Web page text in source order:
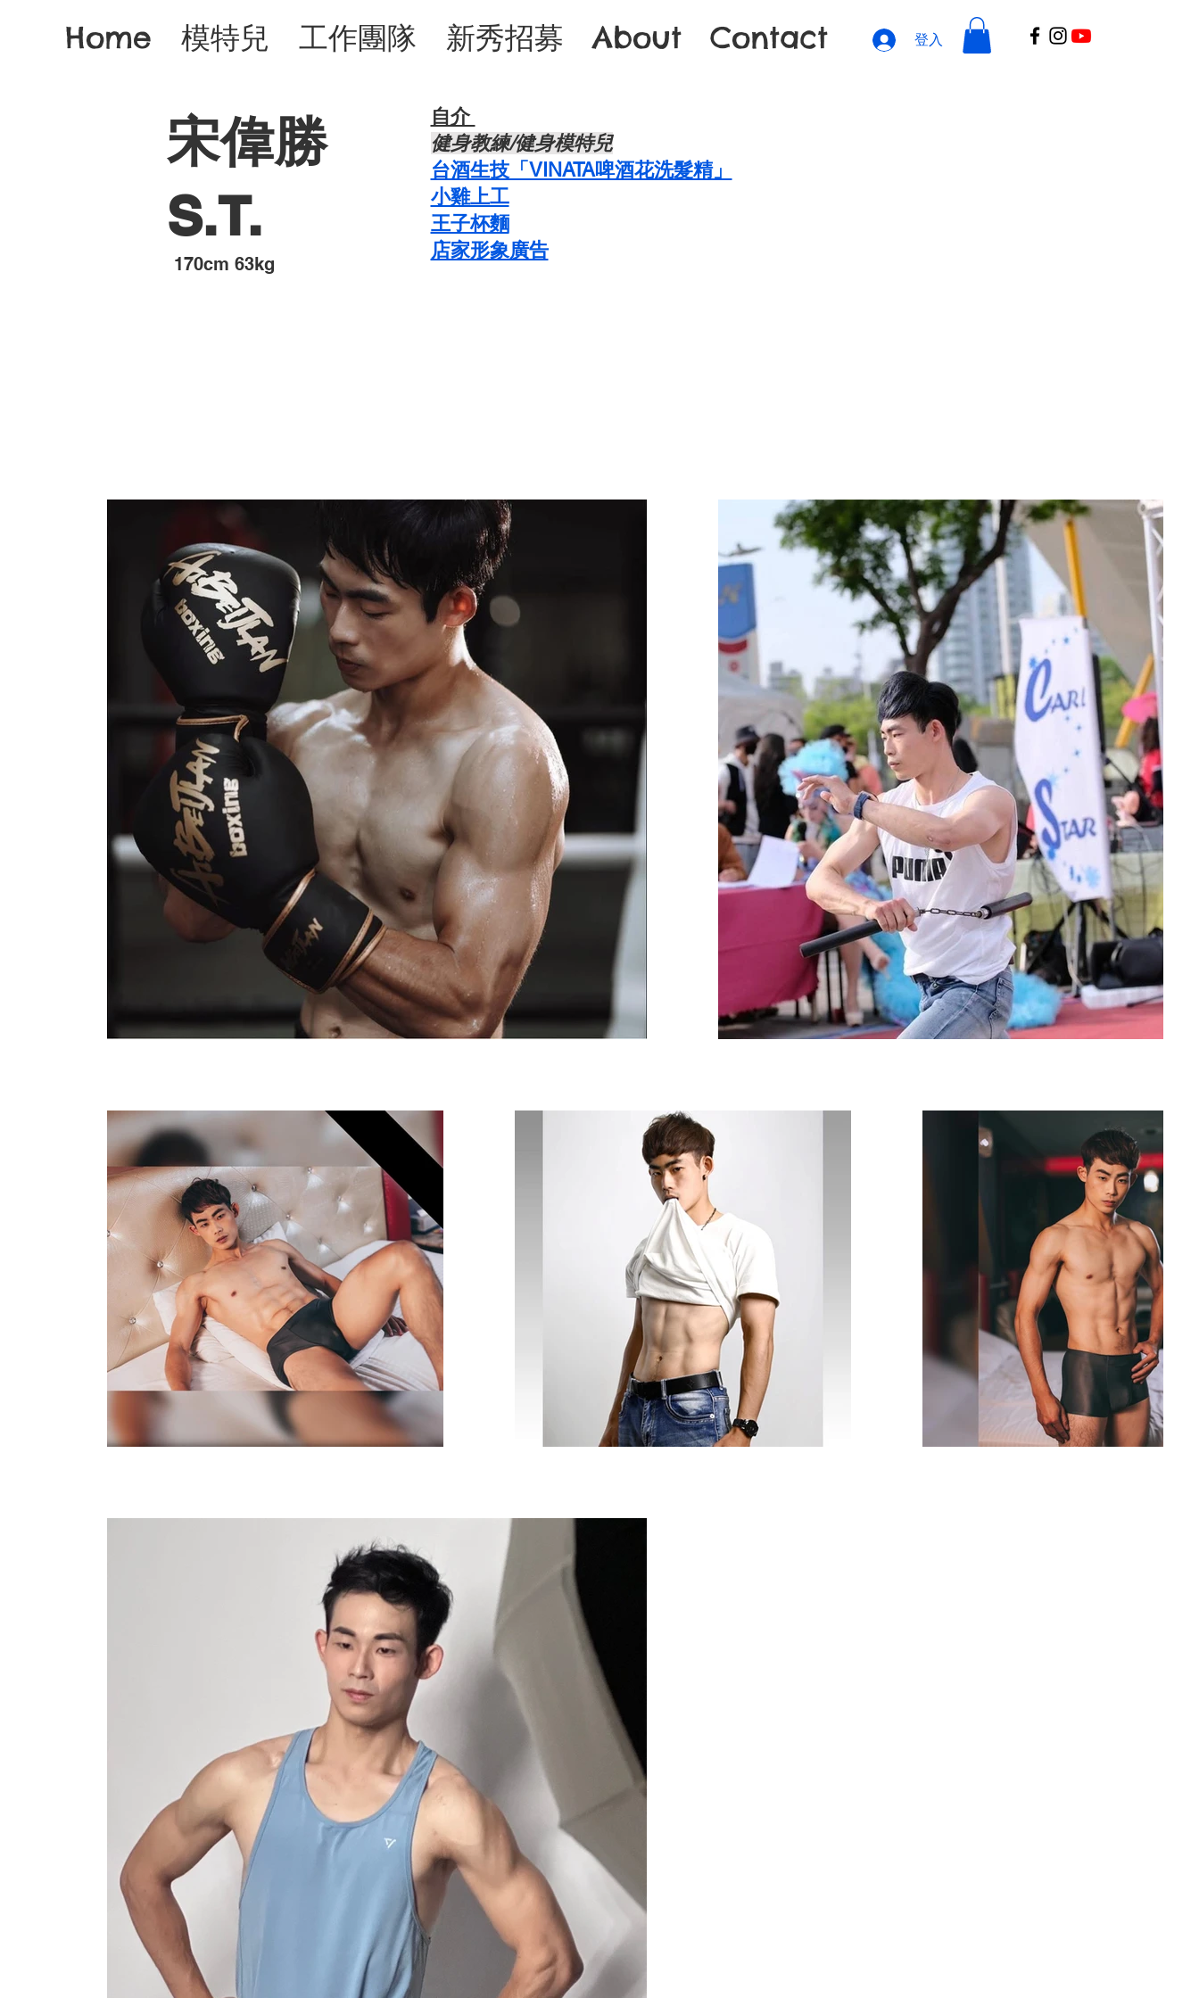
Home 模特兒 工作團隊 新秀招募 About Contact 登入
宋偉勝
S.T.
​170cm 63kg
自介 ​
​健身教練/健身模特兒
台酒生技「VINATA啤酒花洗髮精」
​小雞上工
​王子杯麵
​店家形象廣告